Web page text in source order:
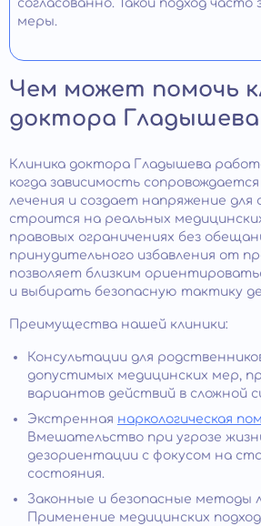
согласованно. Такой подход
меры.
Чем может помочь
доктора Гладышева
Клиника доктора Гладышева
когда зависимость
лечения и создает напряжение для
строится на реальных
правовых ограничениях без
принудительного избавления от
позволяет близким
и выбирать безопасную тактику
Преимущества нашей клиники:
Консультации для
допустимых медицинских мер,
вариантов действий в сложной
Экстренная наркологическая
Вмешательство при угрозе
дезориентации с фокусом на
состояния.
Законные и безопасные методы
Применение медицинских